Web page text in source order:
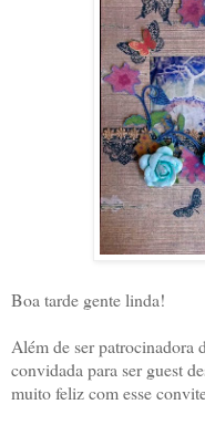
Boa tarde gente linda!
Além de ser patrocinadora
convidada para ser guest
muito feliz com esse